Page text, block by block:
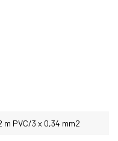
m PVC/3 x 0,34 mm2